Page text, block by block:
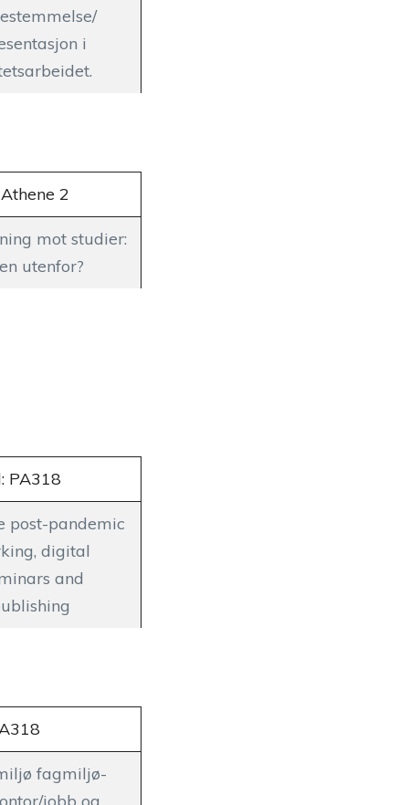
i
2
mot studier:
utenfor?
PA318
post-pandemic
digital
and
fagmiljø-